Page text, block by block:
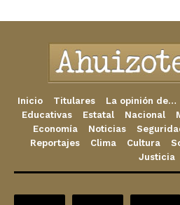
Inicio Titulares La opinión de…
Educativas
Estatal Nacional
Economía
Noticias
Reportajes
Clima Cultura
Justicia